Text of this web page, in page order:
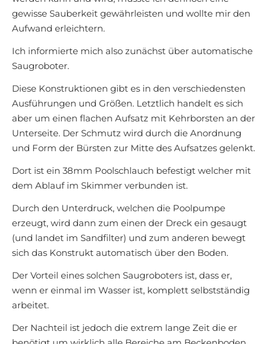
gewisse Sauberkeit gewährleisten und wollte mir den
Aufwand erleichtern.
Ich informierte mich also zunächst über automatische
Saugroboter.
Diese Konstruktionen gibt es in den verschiedensten
Ausführungen und Größen. Letztlich handelt es sich
aber um einen flachen Aufsatz mit Kehrborsten an der
Unterseite. Der Schmutz wird durch die Anordnung
und Form der Bürsten zur Mitte des Aufsatzes gelenkt.
Dort ist ein 38mm Poolschlauch befestigt welcher mit
dem Ablauf im Skimmer verbunden ist.
Durch den Unterdruck, welchen die Poolpumpe
erzeugt, wird dann zum einen der Dreck ein gesaugt
(und landet im Sandfilter) und zum anderen bewegt
sich das Konstrukt automatisch über den Boden.
Der Vorteil eines solchen Saugroboters ist, dass er,
wenn er einmal im Wasser ist, komplett selbstständig
arbeitet.
Der Nachteil ist jedoch die extrem lange Zeit die er